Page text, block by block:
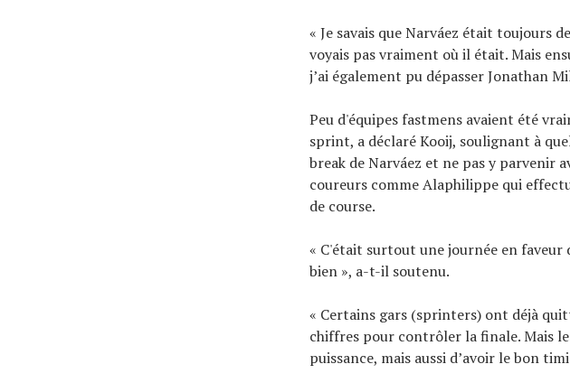
« Je savais que Narváez était toujours
voyais pas vraiment où il était. Mais
j’ai également pu dépasser Jonathan
Peu d'équipes fastmens avaient été
sprint, a déclaré Kooij, soulignant à
break de Narváez et ne pas y parvenir
coureurs comme Alaphilippe qui
de course.
« C'était surtout une journée en faveur
bien », a-t-il soutenu.
« Certains gars (sprinters) ont déjà
chiffres pour contrôler la finale. Mais
puissance, mais aussi d’avoir le bon